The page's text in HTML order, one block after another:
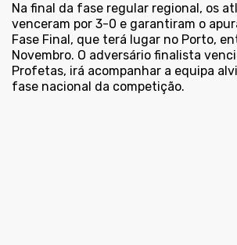
Na final da fase regular regional, os
venceram por 3-0 e garantiram o
Fase Final, que terá lugar no Porto,
Novembro. O adversário finalista
Profetas, irá acompanhar a equipa
fase nacional da competição.